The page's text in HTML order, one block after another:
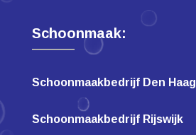
Schoonmaak:
Schoonmaakbedrijf Den Haag
Schoonmaakbedrijf Rijswijk